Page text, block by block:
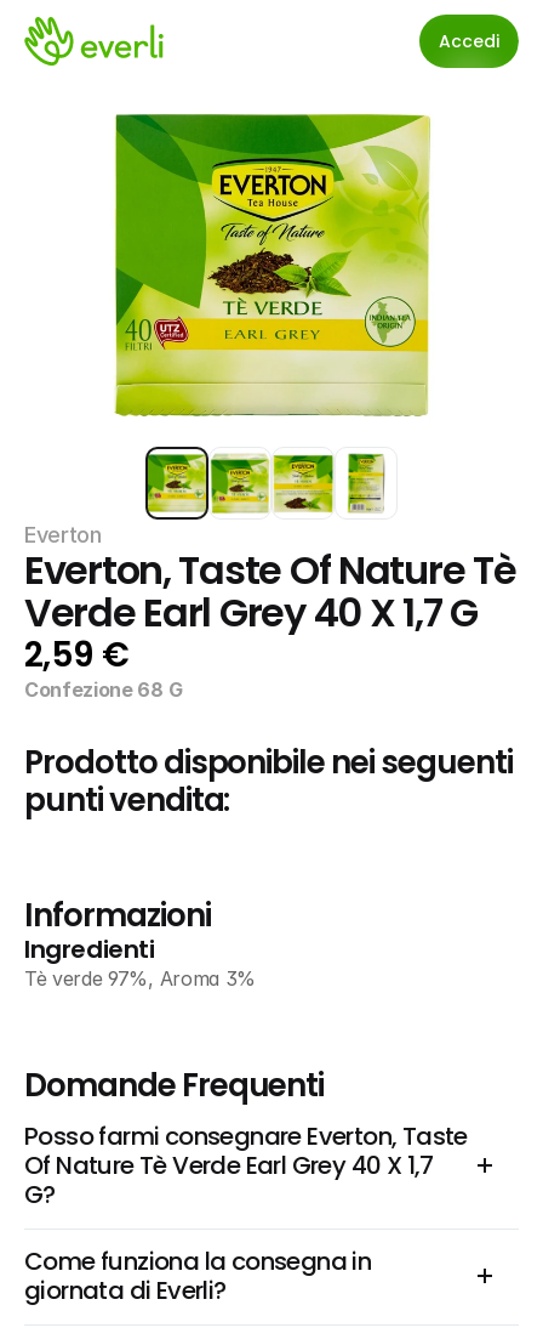
Accedi
Everton
Everton, Taste Of Nature Tè
Verde Earl Grey 40 X 1,7 G
2,59 €
Confezione 68 G
Prodotto disponibile nei seguenti
punti vendita:
Informazioni
Ingredienti
Tè verde 97%, Aroma 3%
Domande Frequenti
Posso farmi consegnare Everton, Taste
Of Nature Tè Verde Earl Grey 40 X 1,7
G?
Come funziona la consegna in
giornata di Everli?